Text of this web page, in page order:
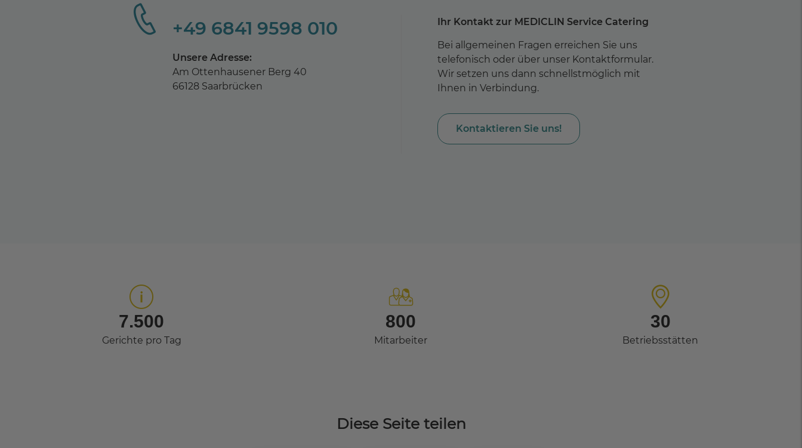
+49 6841 9598 010
Unsere Adresse:
Am Ottenhausener Berg 40
66128 Saarbrücken
Ihr Kontakt zur MEDICLIN Service Catering
Bei allgemeinen Fragen erreichen Sie uns
telefonisch oder über unser Kontaktformular.
Wir setzen uns dann schnellstmöglich mit
Ihnen in Verbindung.
Kontaktieren Sie uns!
Gerichte pro Tag
7.500
Mitarbeiter
800
Betriebsstätten
30
Diese Seite teilen